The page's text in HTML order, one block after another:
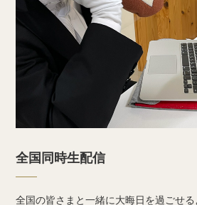
全国同時生配信
全国の皆さまと一緒に大晦日を過ごせ